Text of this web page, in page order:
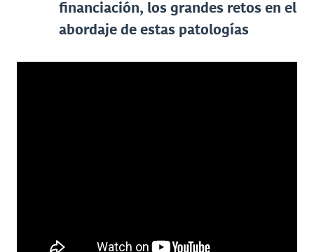
financiación, los grandes retos en el
abordaje de estas patologías